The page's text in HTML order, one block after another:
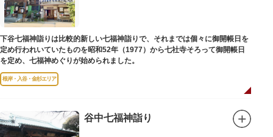
下谷七福神詣りは比較的新しい七福神詣りで、それまでは個々に御開帳日を
定め行われいていたものを昭和52年（1977）から七社寺そろって御開帳日
を定め、七福神めぐりが始められました。
根岸・入谷・金杉エリア
谷中七福神詣り